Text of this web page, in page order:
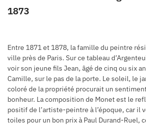
1873
Entre 1871 et 1878, la famille du peintre
ville près de Paris. Sur ce tableau
voir son jeune fils Jean, âgé de cinq ou six
Camille, sur le pas de la porte. Le soleil, le
coloré de la propriété procurait un
bonheur. La composition de Monet est le
positif de l’artiste-peintre à l’époque, car il
toiles pour un bon prix à Paul Durand-Ruel,